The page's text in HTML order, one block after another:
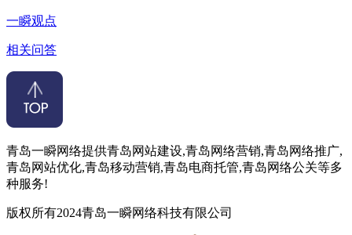
一瞬观点
相关问答
青岛一瞬网络提供青岛网站建设,青岛网络营销,青岛网络推广,
青岛网站优化,青岛移动营销,青岛电商托管,青岛网络公关等多
种服务!
版权所有2024青岛一瞬网络科技有限公司